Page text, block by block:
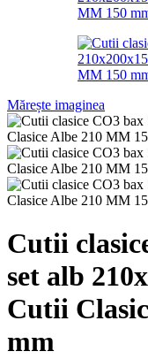
Mărește imaginea
Cutii
set alb
Cutii
mm